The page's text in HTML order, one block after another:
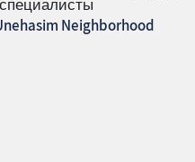
специалисты
Neighborhood